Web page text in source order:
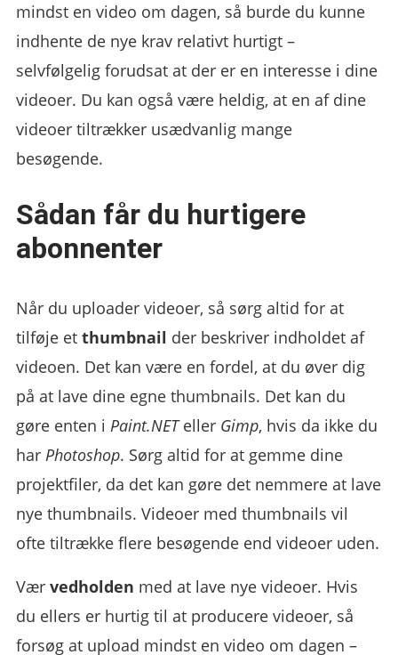
mindst en video om dagen, så burde du kunne
indhente de nye krav relativt hurtigt –
selvfølgelig forudsat at der er en interesse i dine
videoer. Du kan også være heldig, at en af dine
videoer tiltrækker usædvanlig mange
besøgende.
Sådan får du hurtigere
abonnenter
Når du uploader videoer, så sørg altid for at
tilføje etthumbnail der beskriver indholdet af
videoen. Det kan være en fordel, at du øver dig
på at lave dine egne thumbnails. Det kan du
gøre enten i Paint.NETeller Gimp, hvis da ikke du
har Photoshop. Sørg altid for at gemme dine
projektfiler, da det kan gøre det nemmere at lave
nye thumbnails. Videoer med thumbnails vil
ofte tiltrække flere besøgende end videoer uden.
Værvedholden med at lave nye videoer. Hvis
du ellers er hurtig til at producere videoer, så
forsøg at upload mindst en video om dagen –